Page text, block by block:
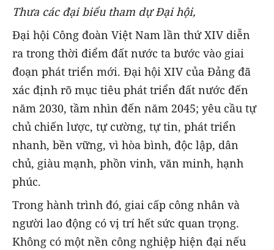
Thưa cácđại biểu tham dựĐại hội,
Đại hội Công đoàn Việt Nam lần thứ XIV diễn
ra trong thời điểm đất nước ta bước vào giai
đoạn phát triển mới. Đại hội XIV của Đảng đã
xác định rõ mục tiêu phát triển đất nước đến
năm 2030, tầm nhìn đến năm 2045; yêu cầu tự
chủ chiến lược, tự cường, tự tin, phát triển
nhanh, bền vững, vì hòa bình, độc lập, dân
chủ, giàu mạnh, phồn vinh, văn minh, hạnh
phúc.
Trong hành trình đó, giai cấp công nhân và
người lao động có vị trí hết sức quan trọng.
Không có một nền công nghiệp hiện đại nếu